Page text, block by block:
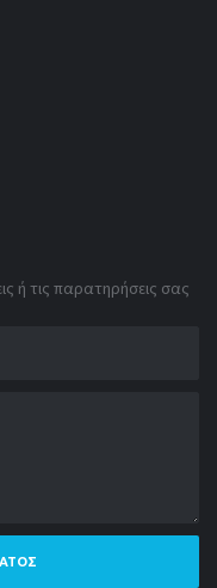
ή τις παρατηρήσεις σας